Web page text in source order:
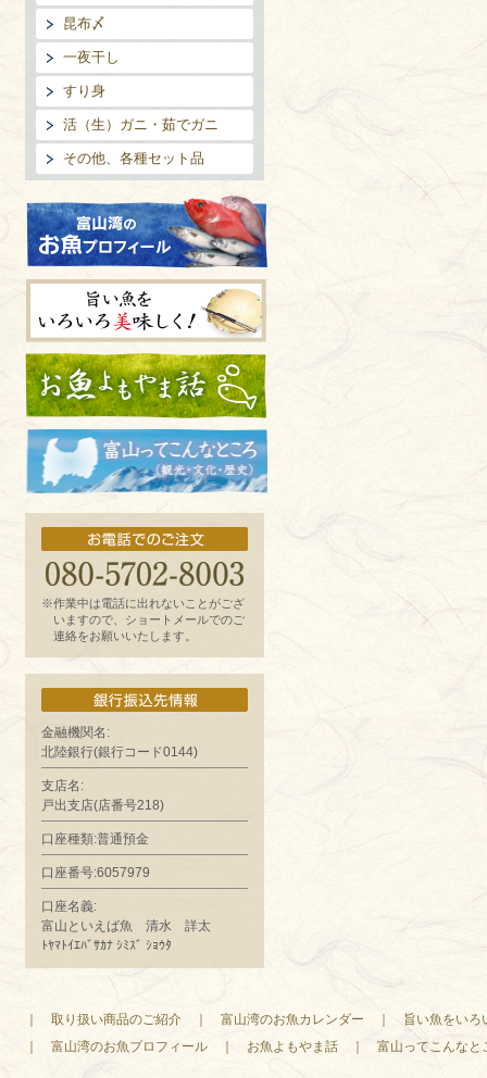
昆布〆
一夜干し
すり身
活（生）ガニ・茹でガニ
その他、各種セット品
富山湾のお魚プロフィール
旨い魚をいろいろ美味しく!
お魚よもやま話
史）
※作業中は電話に出れないことがござ
いますので、ショートメールでのご
連絡をお願いいたします。
金融機関名:
北陸銀行(銀行コード0144)
支店名:
戸出支店(店番号218)
口座種類:普通預金
口座番号:6057979
口座名義:
富山といえば魚 清水 詳太
ﾄﾔﾏﾄｲｴﾊﾞｻｶﾅ ｼﾐｽﾞ ｼｮｳﾀ
取り扱い商品のご紹介 富山湾のお魚カレンダー
旨い魚をいろ
富山湾のお魚プロフィール お魚よもやま話 富山ってこんなと